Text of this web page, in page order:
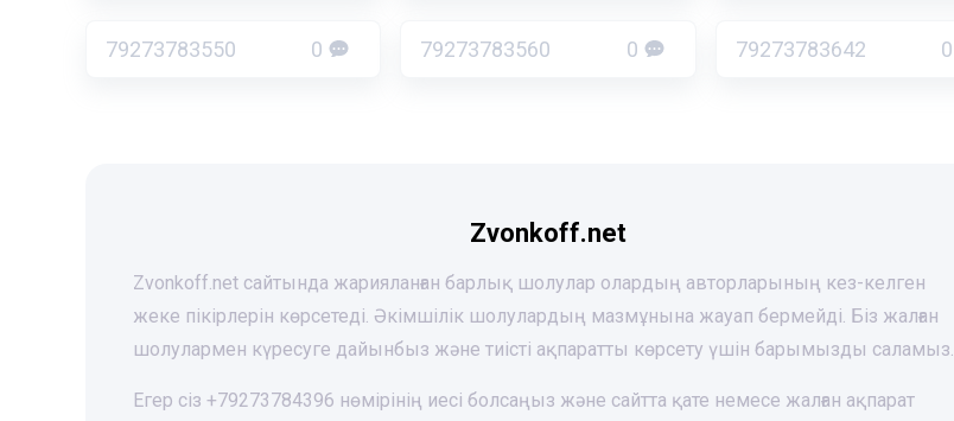
79273783550 0 79273783560 0 79273783642 0
Zvonkoff.net
Zvonkoff.net сайтында жарияланған барлық шолулар олардың авторларының кез-келген
жеке пікірлерін көрсетеді. Әкімшілік шолулардың мазмұнына жауап бермейді. Біз жалған
шолулармен күресуге дайынбыз және тиісті ақпаратты көрсету үшін барымызды саламыз.
Егер сіз +79273784396 нөмірінің иесі болсаңыз және сайтта қате немесе жалған ақпарат